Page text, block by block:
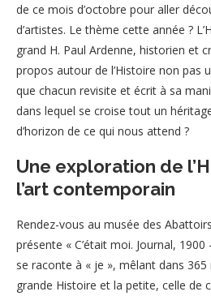
de ce mois d’octobre pour aller
d’artistes. Le thème cette année ?
grand H. Paul Ardenne, historien et
propos autour de l’Histoire non pas
que chacun revisite et écrit à sa
dans lequel se croise tout un
d’horizon de ce qui nous attend ?
Une exploration de
l’art contemporain
Rendez-vous au musée des
présente « C’était moi. Journal,
se raconte à « je », mêlant dans
grande Histoire et la petite, celle de